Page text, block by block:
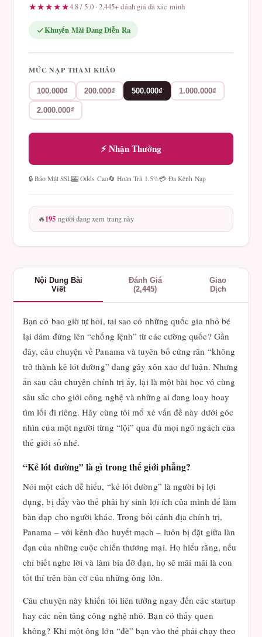
★★★★★4.8 / 5.0 · 2,445+ đánh giá đã xác minh
Khuyến Mãi Đang Diễn Ra
MỨC NẠP THAM KHẢO
100.000₫ 200.000₫ 500.000₫ 1.000.000₫
2.000.000₫
⚡ Nhận Thưởng
🔒 Bảo Mật SSL🎰 Odds Cao🔄 Hoàn Trả 1.5%💳 Đa Kênh Nạp
🔥195 người đang xem trang này
Nội Dung Bài
Viết
Đánh Giá
(2,445)
Giao
Dịch
Bạn có bao giờ tự hỏi, tại sao có những quốc gia nhỏ bé
lại dám đứng lên “chống lệnh” từ các cường quốc? Gần
đây, câu chuyện về Panama và tuyên bố cứng rắn “không
trở thành kẻ lót đường” đang gây xôn xao dư luận. Nhưng
ẩn sau câu chuyện chính trị ấy, lại là một bài học vô cùng
sâu sắc cho giới công nghệ và những ai đang loay hoay
tìm lối đi riêng. Hãy cùng tôi mổ xẻ vấn đề này dưới góc
nhìn của một người từng “lội” qua đủ mọi ngõ ngách của
thế giới số nhé.
“Kẻ lót đường” là gì trong thế giới phẳng?
Nói một cách dễ hiểu, “kẻ lót đường” là người bị lợi
dụng, bị đẩy vào thế phải hy sinh lợi ích của mình để làm
bàn đạp cho người khác. Trong bối cảnh địa chính trị,
Panama – với kênh đào huyết mạch – luôn bị đặt giữa làn
đạn của những cuộc chiến thương mại. Họ hiểu rằng, nếu
chỉ biết nghe lời và làm bia đỡ đạn, họ sẽ mãi mãi là con
tốt thí trên bàn cờ của những ông lớn.
Câu chuyện này khiến tôi liên tưởng ngay đến các startup
hay các nền tảng công nghệ nhỏ. Bạn có thấy quen
không? Khi một ông lớn “đè” bạn vào thế phải chạy theo